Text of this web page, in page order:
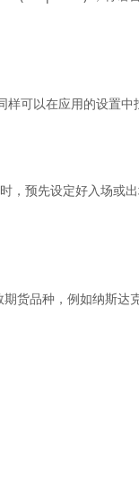
以在应用的设置中
预先设定好入场或
货品种，例如纳斯达